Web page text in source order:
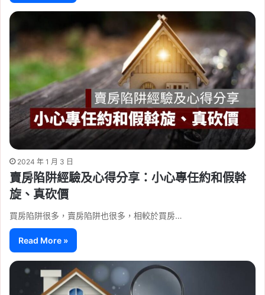
2024 年 1 月 3 日
賣房陷阱經驗及心得分享：小心專任約和假斡
旋、真砍價
買房陷阱很多，賣房陷阱也很多，相較於買房…
Read More »